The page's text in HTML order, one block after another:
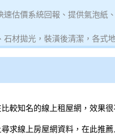
速估價系統回報、提供氣泡紙
材拋光，裝潢後清潔，各式
較知名的線上租屋網，效果很
求線上房屋網資料，在此推